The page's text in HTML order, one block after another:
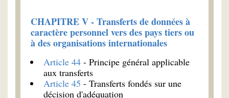
CHAPITRE V - Transferts de données à
caractère personnel vers des pays tiers ou
à des organisations internationales
Article 44 - Principe général applicable
aux transferts
Article 45 - Transferts fondés sur une
décision d'adéquation